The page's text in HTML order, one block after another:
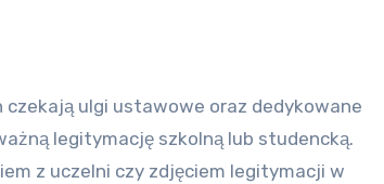
legitymację szkolną lub studencką.
z uczelni czy zdjęciem legitymacji w